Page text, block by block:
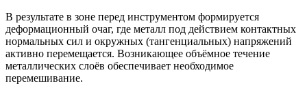
В результате в зоне перед инструментом формируется
деформационный очаг, где металл под действием контактных
нормальных сил и окружных (тангенциальных) напряжений
активно перемещается. Возникающее объёмное течение
металлических слоёв обеспечивает необходимое
перемешивание.